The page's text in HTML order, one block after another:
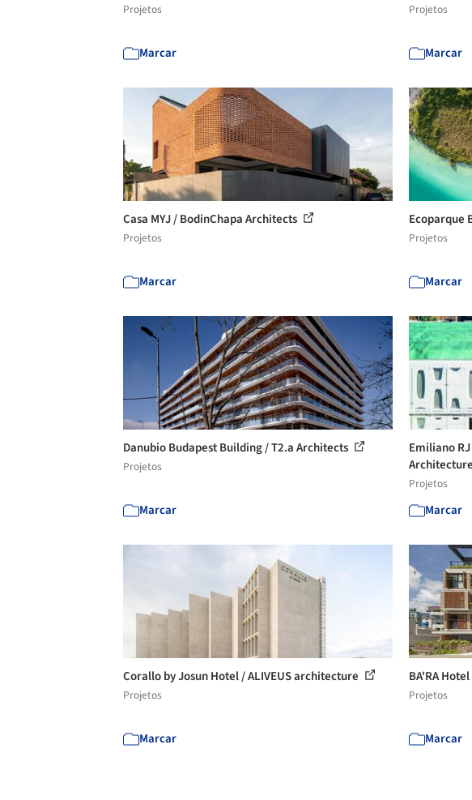
Projetos
Marcar
Projetos
Marcar
Casa MYJ / BodinChapa Architects
Projetos
Marcar
Ecoparque
Projetos
Marcar
Danubio Budapest Building / T2.a Architects
Projetos
Marcar
Emiliano
Architecture
Projetos
Marcar
Corallo by Josun Hotel / ALIVEUS architecture
Projetos
Marcar
BA'RA
Projetos
Marcar